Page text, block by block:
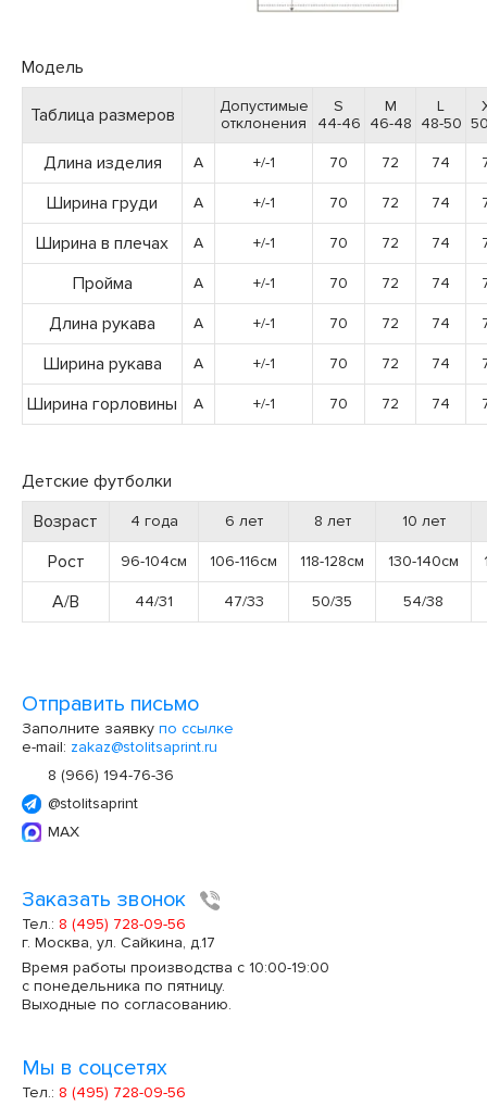
Модель
Таблица размеров
Допустимые
отклонения
S
44-46
M
46-48
L
48-50
Длина изделия A +/-1 70 72 74
Ширина груди A +/-1 70 72 74
Ширина в плечах A +/-1 70 72 74
Пройма A +/-1 70 72 74
Длина рукава A +/-1 70 72 74
Ширина рукава A +/-1 70 72 74
Ширина горловины A +/-1 70 72 74
Детские футболки
Возраст
4 года 6 лет 8 лет 10 лет
Рост 96-104см 106-116см 118-128см 130-140см
А/В 44/31 47/33 50/35 54/38
Отправить письмо
Заполните заявку по ссылке
e-mail: zakaz@stolitsaprint.ru
8 (966) 194-76-36
@stolitsaprint
MAX
Заказать звонок
Тел.: 8 (495) 728-09-56
г. Москва, ул. Сайкина, д.17
Время работы производства с 10:00-19:00
с понедельника по пятницу.
Выходные по согласованию.
Мы в соцсетях
Тел.: 8 (495) 728-09-56